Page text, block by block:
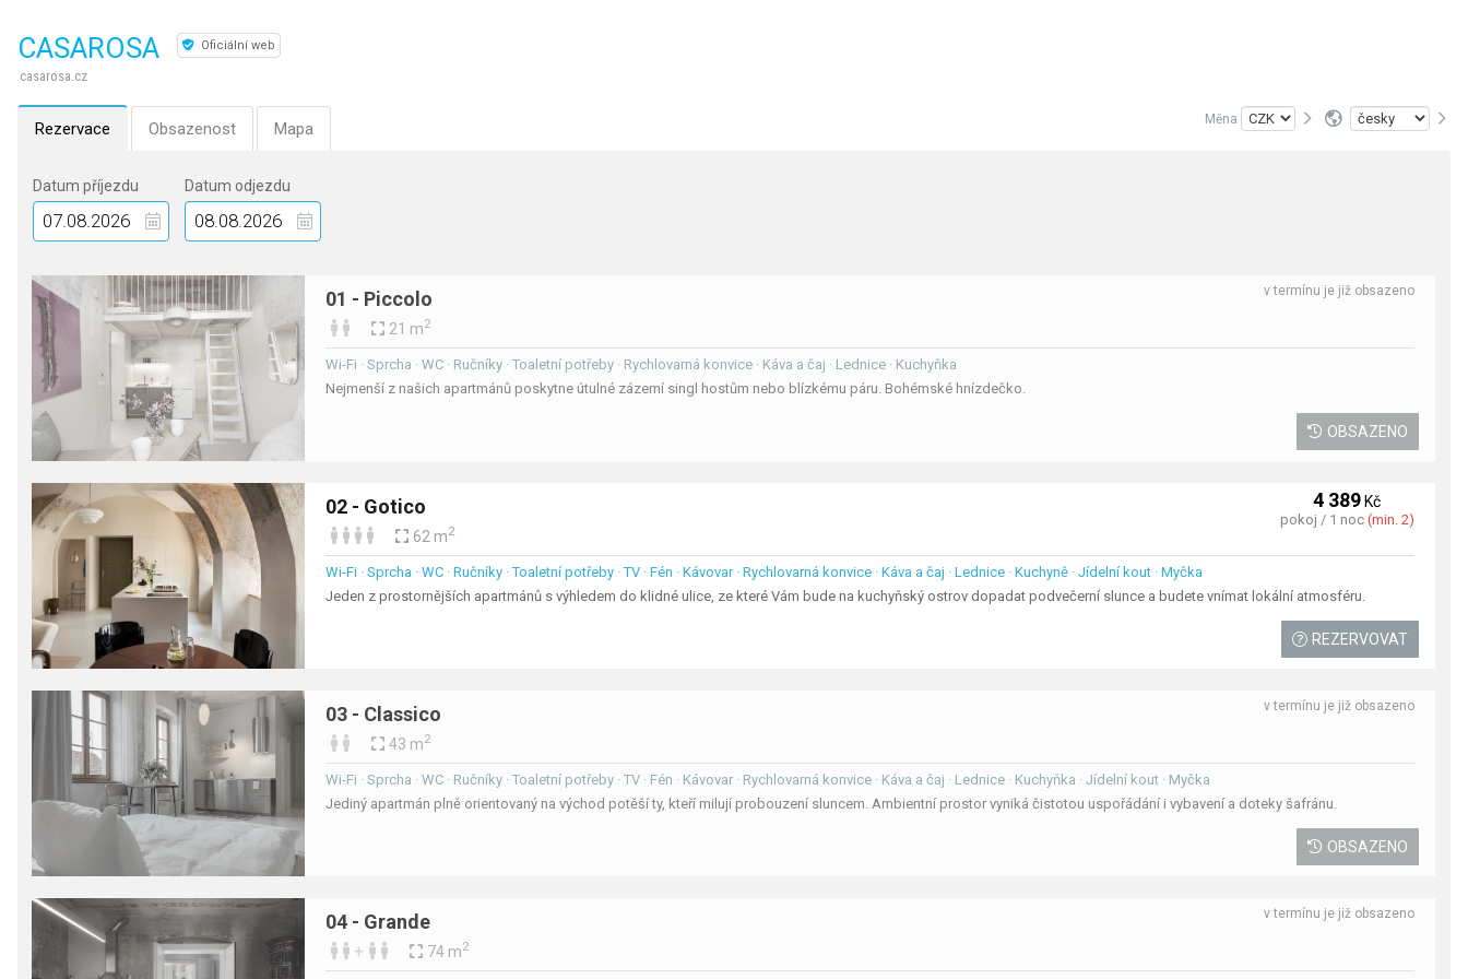
CASAROSA Oficiální web
casarosa.cz
Měna
Rezervace Obsazenost Mapa
Datum příjezdu Datum odjezdu
01 - Piccolo
21 m2
v termínu je již obsazeno
Wi-Fi · Sprcha · WC · Ručníky · Toaletní potřeby · Rychlovarná konvice · Káva a čaj · Lednice · Kuchyňka
Nejmenší z našich apartmánů poskytne útulné zázemí singl hostům nebo blízkému páru. Bohémské hnízdečko.
OBSAZENO
02 - Gotico
62 m2
4 389 Kč
pokoj / 1 noc (min. 2)
Wi-Fi · Sprcha · WC · Ručníky · Toaletní potřeby · TV · Fén · Kávovar · Rychlovarná konvice · Káva a čaj · Lednice · Kuchyně · Jídelní kout · Myčka
Jeden z prostornějších apartmánů s výhledem do klidné ulice, ze které Vám bude na kuchyňský ostrov dopadat podvečerní slunce a budete vnímat lokální atmosféru.
REZERVOVAT
03 - Classico
43 m2
v termínu je již obsazeno
Wi-Fi · Sprcha · WC · Ručníky · Toaletní potřeby · TV · Fén · Kávovar · Rychlovarná konvice · Káva a čaj · Lednice · Kuchyňka · Jídelní kout · Myčka
Jediný apartmán plně orientovaný na východ potěší ty, kteří milují probouzení sluncem. Ambientní prostor vyniká čistotou uspořádání i vybavení a doteky šafránu.
OBSAZENO
04 - Grande
+ 74 m2
v termínu je již obsazeno